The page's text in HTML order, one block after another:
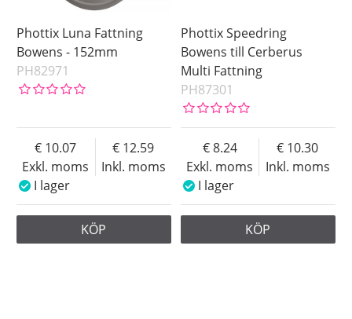
Phottix Luna Fattning
Bowens - 152mm
PH82971
Exkl. moms
10.07
Inkl. moms
12.59
I lager
KÖP
Phottix Speedring
Bowens till Cerberus
Multi Fattning
PH87301
Exkl. moms
8.24
Inkl. moms
10.30
I lager
KÖP